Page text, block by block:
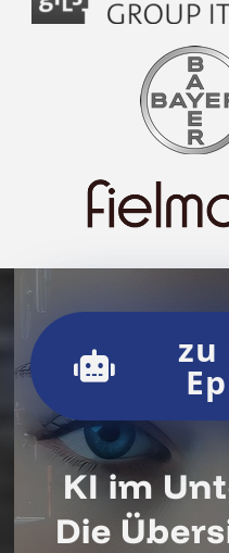
KI im
Die
zu